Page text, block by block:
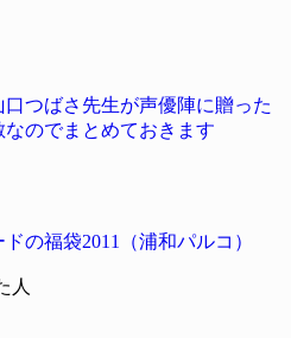
口つばさ先生が声優陣に贈った
のでまとめておきます
の福袋2011（浦和パルコ）